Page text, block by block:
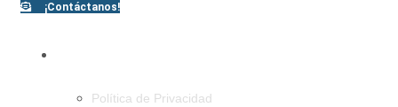
¡Contáctanos!
Política de Privacidad